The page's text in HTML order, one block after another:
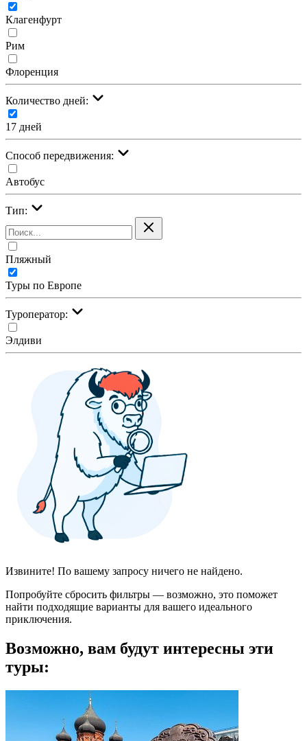
Клагенфурт
Рим
Флоренция
Количество дней:
17 дней
Cпособ передвижения:
Автобус
Тип:
Пляжный
Туры по Европе
Туроператор:
Элдиви
Извините! По вашему запросу ничего не найдено.
Попробуйте сбросить фильтры — возможно, это поможет
найти подходящие варианты для вашего идеального
приключения.
Возможно, вам будут интересны эти
туры: